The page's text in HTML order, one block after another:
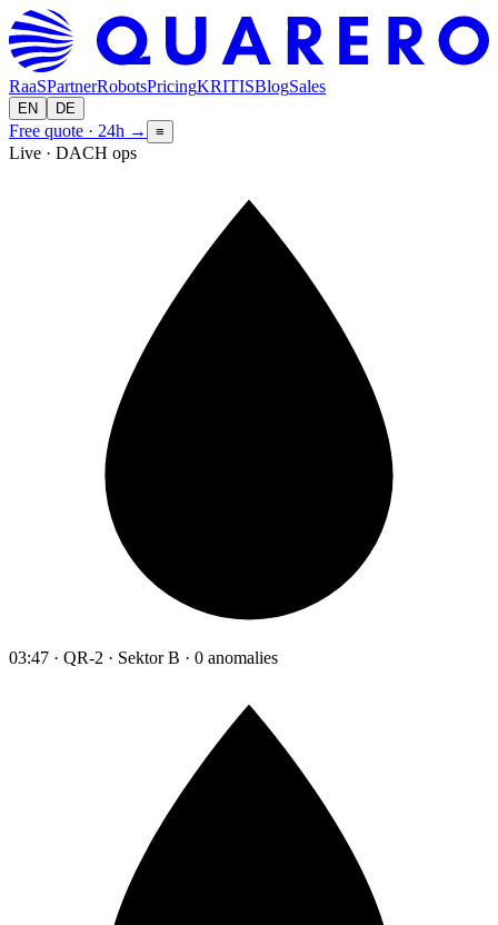
RaaSPartnerRobotsPricingKRITISBlogSales
EN DE
Free quote · 24h → ≡
Live · DACH ops
03:47 · QR-2 · Sektor B · 0 anomalies